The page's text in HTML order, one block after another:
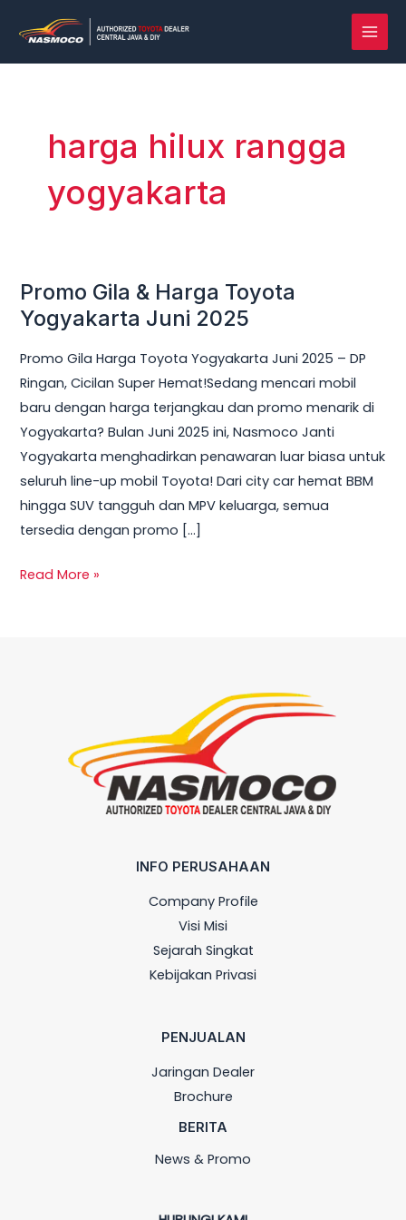
konten
harga hilux rangga
yogyakarta
Promo Gila & Harga Toyota
Yogyakarta Juni 2025
Promo Gila Harga Toyota Yogyakarta Juni 2025 – DP
Ringan, Cicilan Super Hemat!Sedang mencari mobil
baru dengan harga terjangkau dan promo menarik di
Yogyakarta? Bulan Juni 2025 ini, Nasmoco Janti
Yogyakarta menghadirkan penawaran luar biasa untuk
seluruh line-up mobil Toyota! Dari city car hemat BBM
hingga SUV tangguh dan MPV keluarga, semua
tersedia dengan promo […]
Promo
Gila
Harga
Toyota
Yogyakarta
Juni
2025
Read More »
INFO PERUSAHAAN
Company Profile
Visi Misi
Sejarah Singkat
Kebijakan Privasi
PENJUALAN
Jaringan Dealer
Brochure
BERITA
News & Promo